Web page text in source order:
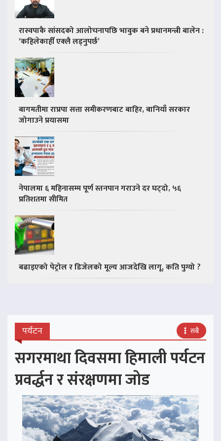
रास्वपाकै सांसदको आलोचनापछि भावुक बने प्रधानमन्त्री बालेन :
‘कहिलेकाहीँ एक्लै लड्नुपर्छ’
बागमतीमा राप्रपा सत्ता समीकरणबाट बाहिर, बानियाँ सरकार
जोगाउने प्रयासमा
नेपालमा ६ महिनासम्म पूर्ण स्तनपान गराउने दर घट्दो, ५६
प्रतिशतमा सीमित
बढाइएको पेट्रोल र डिजेलको मूल्य आजदेखि लागू, कति पुग्यो ?
पर्यटन सबै
सगरमाथा दिवसमा हिमाली पर्यटन
प्रवर्द्धन र संरक्षणमा जोड